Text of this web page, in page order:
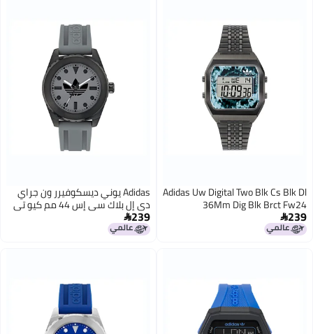
Adidas Uw Digital Two Blk Cs Blk Dl
36Mm Dig Blk Brct Fw24
239
Adidas يوني ديسكوفيرر ون جراي
دي إل بلاك سي إس 44 مم كيو تي
زد جراي سيل إس إس25
239